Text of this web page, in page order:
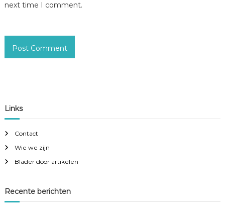
next time I comment.
Links
Contact
Wie we zijn
Blader door artikelen
Recente berichten